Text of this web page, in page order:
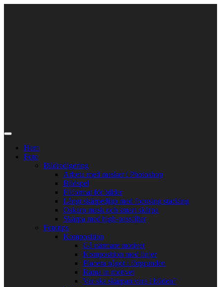
Hem
Foto
Bildredigering
Arbeta med masker i Photoshop
Bildspel
Filformat för bilder
Långt skärpedjup med focusing stacking
Oskarp mask och smart skärpa
Skärpa med high-passfilter
Fototips
Komposition
Gå närmare motivet
Komposition med linjer
Placera något i förgrunden
Rama in motivet
Var ska skärpan vara i bilden?